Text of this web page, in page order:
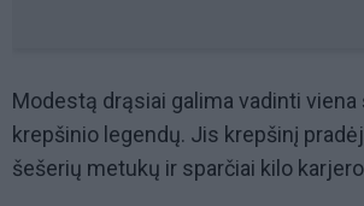
Modestą drąsiai galima vadinti viena
krepšinio legendų. Jis krepšinį
šešerių metukų ir sparčiai kilo